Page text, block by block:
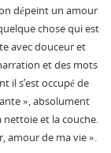
dépeint un amour
chose qui est
avec douceur et
et des mots
il s’est occupé de
», absolument
nettoie et la couche.
amour de ma vie ».